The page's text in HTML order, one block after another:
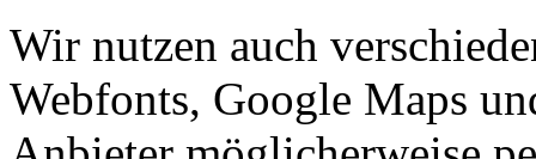
Wir nutzen auch
Webfonts, Google Maps